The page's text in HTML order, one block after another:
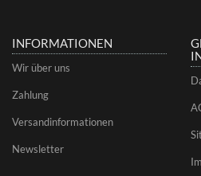
INFORMATIONEN
Wir über uns
Zahlung
Versandinformationen
Newsletter